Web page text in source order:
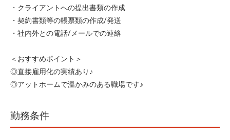
・クライアントへの提出書類の作成
・契約書類等の帳票類の作成/発送
・社内外との電話/メールでの連絡
＜おすすめポイント＞
◎直接雇用化の実績あり♪
◎アットホームで温かみのある職場です♪
勤務条件